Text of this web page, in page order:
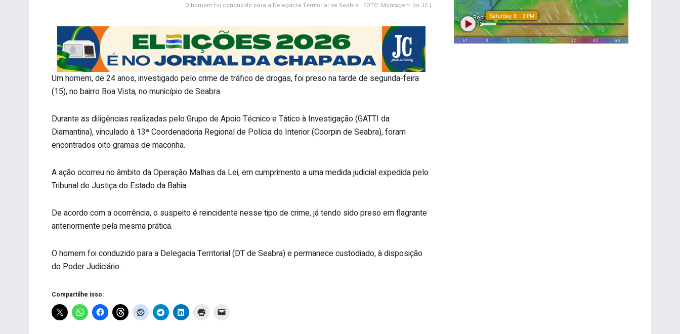
O homem foi conduzido para a Delegacia Territorial de Seabra | FOTO: Montagem do JC |
Um homem, de 24 anos, investigado pelo crime de tráfico de drogas, foi preso na tarde de segunda-feira
(15), no bairro Boa Vista, no município de Seabra.
Durante as diligências realizadas pelo Grupo de Apoio Técnico e Tático à Investigação (GATTI da
Diamantina), vinculado à 13ª Coordenadoria Regional de Polícia do Interior (Coorpin de Seabra), foram
encontrados oito gramas de maconha.
A ação ocorreu no âmbito da Operação Malhas da Lei, em cumprimento a uma medida judicial expedida pelo
Tribunal de Justiça do Estado da Bahia.
De acordo com a ocorrência, o suspeito é reincidente nesse tipo de crime, já tendo sido preso em flagrante
anteriormente pela mesma prática.
O homem foi conduzido para a Delegacia Territorial (DT de Seabra) e permanece custodiado, à disposição
do Poder Judiciário.
Compartilhe isso: